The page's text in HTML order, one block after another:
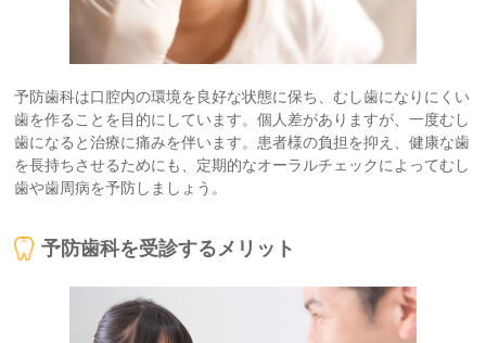
予防歯科は口腔内の環境を良好な状態に保ち、むし歯になりにくい
歯を作ることを目的にしています。個人差がありますが、一度むし
歯になると治療に痛みを伴います。患者様の負担を抑え、健康な歯
を長持ちさせるためにも、定期的なオーラルチェックによってむし
歯や歯周病を予防しましょう。
予防歯科を受診するメリット